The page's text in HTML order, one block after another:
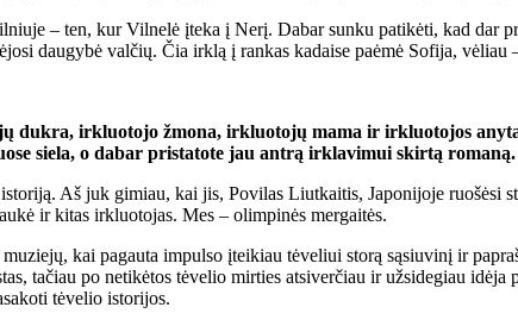
– ten, kur Vilnelė įteka į Nerį. Dabar sunku patikėti, kad dar
daugybė valčių. Čia irklą į rankas kadaise paėmė Sofija, vėliau
dukra, irkluotojo žmona, irkluotojų mama ir irkluotojos
siela, o dabar pristatote jau antrą irklavimui skirtą
Aš juk gimiau, kai jis, Povilas Liutkaitis, Japonijoje
ir kitas irkluotojas. Mes – olimpinės mergaitės.
kai pagauta impulso įteikiau tėveliui storą sąsiuvinį ir
tačiau po netikėtos tėvelio mirties atsiverčiau ir užsidegiau
tėvelio istorijos.